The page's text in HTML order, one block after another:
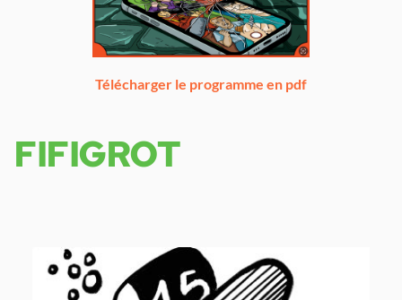
FIFIGROT
Télécharger le programme en pdf